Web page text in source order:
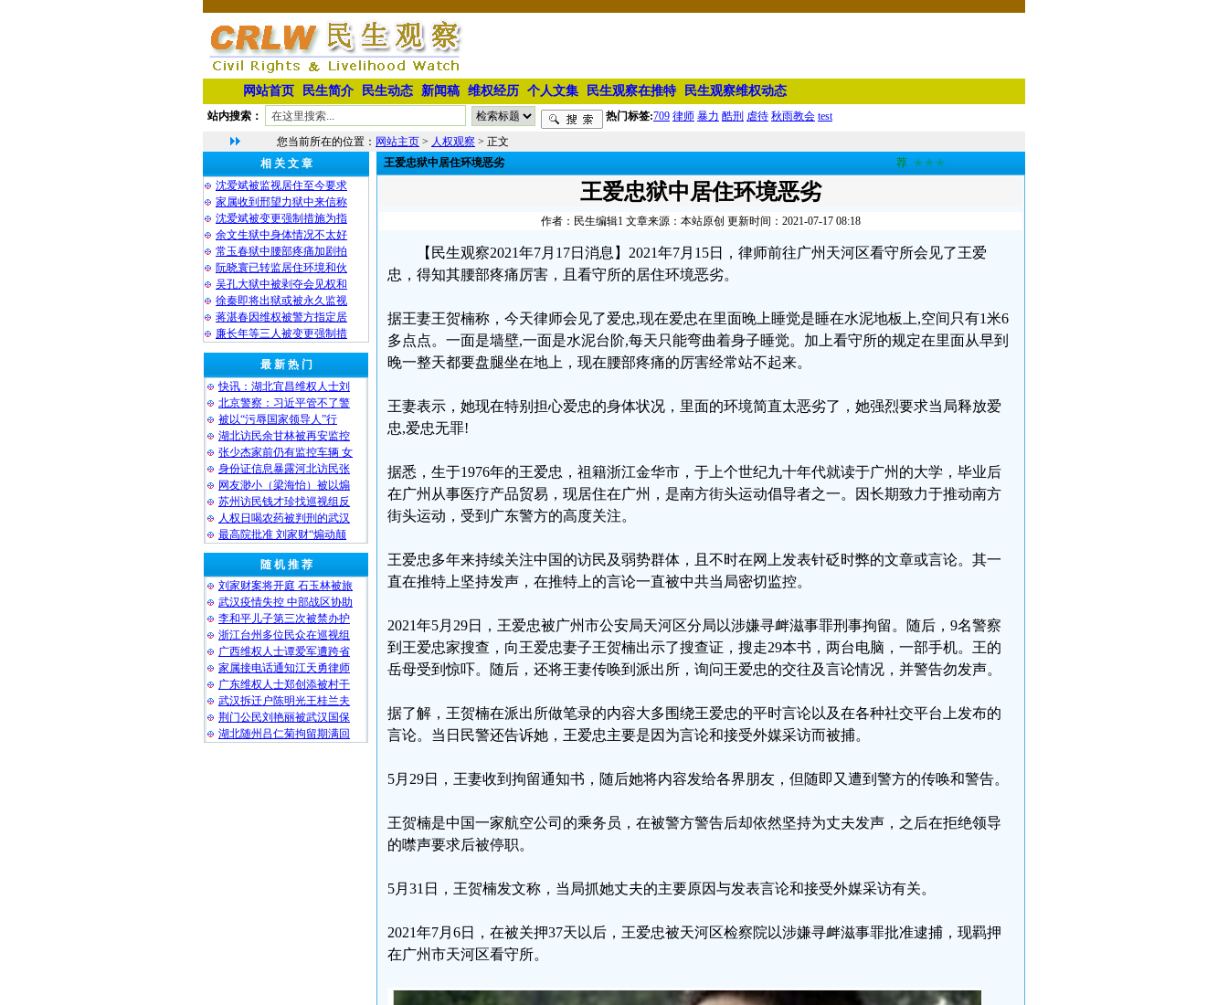
网站首页 民生简介 民生动态 新闻稿 维权经历 个人文集 民生观察在推特 民生观察维权动态
站内搜索： 热门标签:709 律师 暴力 酷刑 虐待 秋雨教会 test
您当前所在的位置： 网站主页 > 人权观察 > 正文
相 关 文 章
沈爱斌被监视居住至今要求
家属收到邢望力狱中来信称
沈爱斌被变更强制措施为指
余文生狱中身体情况不太好
常玉春狱中腰部疼痛加剧拍
阮晓寰已转监居住环境和伙
吴孔大狱中被剥夺会见权和
徐秦即将出狱或被永久监视
蒋湛春因维权被警方指定居
廉长年等三人被变更强制措
最 新 热 门
快讯：湖北宜昌维权人士刘
北京警察：习近平管不了警
被以“污辱国家领导人”行
湖北访民余甘林被再安监控
张少杰家前仍有监控车辆 女
身份证信息暴露河北访民张
网友渺小（梁海怡）被以煽
苏州访民钱才珍找巡视组反
人权日喝农药被判刑的武汉
最高院批准 刘家财“煽动颠
随 机 推 荐
刘家财案将开庭 石玉林被旅
武汉疫情失控 中部战区协助
李和平儿子第三次被禁办护
浙江台州多位民众在巡视组
广西维权人士谭爱军遭跨省
家属接电话通知江天勇律师
广东维权人士郑创添被村干
武汉拆迁户陈明光王桂兰夫
荆门公民刘艳丽被武汉国保
湖北随州吕仁菊拘留期满回
王爱忠狱中居住环境恶劣 荐 ★★★
王爱忠狱中居住环境恶劣
作者：民生编辑1 文章来源：本站原创 更新时间：2021-07-17 08:18
【民生观察2021年7月17日消息】2021年7月15日，律师前往广州天河区看守所会见了王爱
忠，得知其腰部疼痛厉害，且看守所的居住环境恶劣。
据王妻王贺楠称，今天律师会见了爱忠,现在爱忠在里面晚上睡觉是睡在水泥地板上,空间只有1米6
多点点。一面是墙壁,一面是水泥台阶,每天只能弯曲着身子睡觉。加上看守所的规定在里面从早到
晚一整天都要盘腿坐在地上，现在腰部疼痛的厉害经常站不起来。
王妻表示，她现在特别担心爱忠的身体状况，里面的环境简直太恶劣了，她强烈要求当局释放爱
忠,爱忠无罪!
据悉，生于1976年的王爱忠，祖籍浙江金华市，于上个世纪九十年代就读于广州的大学，毕业后
在广州从事医疗产品贸易，现居住在广州，是南方街头运动倡导者之一。因长期致力于推动南方
街头运动，受到广东警方的高度关注。
王爱忠多年来持续关注中国的访民及弱势群体，且不时在网上发表针砭时弊的文章或言论。其一
直在推特上坚持发声，在推特上的言论一直被中共当局密切监控。
2021年5月29日，王爱忠被广州市公安局天河区分局以涉嫌寻衅滋事罪刑事拘留。随后，9名警察
到王爱忠家搜查，向王爱忠妻子王贺楠出示了搜查证，搜走29本书，两台电脑，一部手机。王的
岳母受到惊吓。随后，还将王妻传唤到派出所，询问王爱忠的交往及言论情况，并警告勿发声。
据了解，王贺楠在派出所做笔录的内容大多围绕王爱忠的平时言论以及在各种社交平台上发布的
言论。当日民警还告诉她，王爱忠主要是因为言论和接受外媒采访而被捕。
5月29日，王妻收到拘留通知书，随后她将内容发给各界朋友，但随即又遭到警方的传唤和警告。
王贺楠是中国一家航空公司的乘务员，在被警方警告后却依然坚持为丈夫发声，之后在拒绝领导
的噤声要求后被停职。
5月31日，王贺楠发文称，当局抓她丈夫的主要原因与发表言论和接受外媒采访有关。
2021年7月6日，在被关押37天以后，王爱忠被天河区检察院以涉嫌寻衅滋事罪批准逮捕，现羁押
在广州市天河区看守所。